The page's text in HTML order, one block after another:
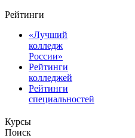
Рейтинги
«Лучший
колледж
России»
Рейтинги
колледжей
Рейтинги
специальностей
Курсы
Поиск